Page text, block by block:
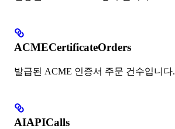
ACMECertificateOrders
발급된 ACME 인증서 주문 건수입니다.
AIAPICalls